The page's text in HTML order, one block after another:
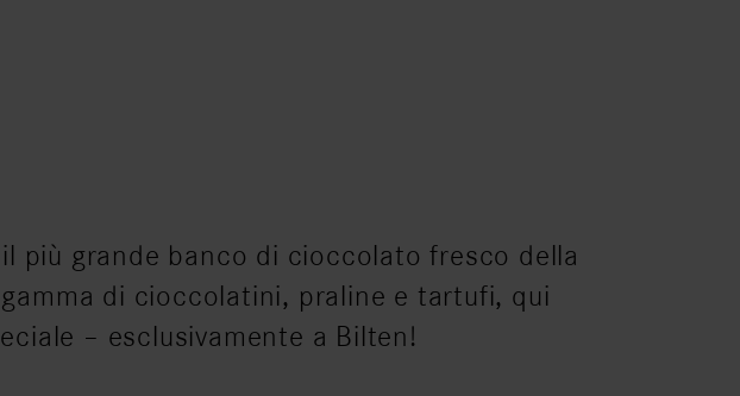
più grande banco di cioccolato fresco della
di cioccolatini, praline e tartufi, qui
– esclusivamente a Bilten!